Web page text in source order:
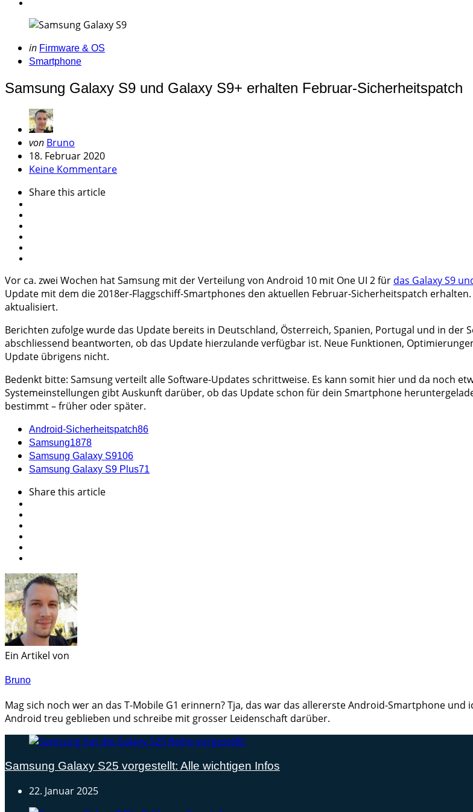
Categories
Posted
in
in Firmware & OS
Smartphone
Samsung Galaxy S9 und Galaxy S9+ erhalten Februar-Sicherheitspatch
Geschrieben
von
von Bruno
18. Februar 2020
Keine Kommentare
Sharethis article
Vor ca. zwei Wochen hat Samsung mit der Verteilung von Android 10 mit One UI 2 für das Galaxy S9
Update mit dem die 2018er-Flaggschiff-Smartphones den aktuellen Februar-Sicherheitspatch
aktualisiert.
Berichten zufolge wurde das Update bereits in Deutschland, Österreich, Spanien, Portugal und in der
abschliessend beantworten, ob das Update hierzulande verfügbar ist. Neue Funktionen,
Update übrigens nicht.
Bedenkt bitte: Samsung verteilt alle Software-Updates schrittweise. Es kann somit hier und da noch
Systemeinstellungen gibt Auskunft darüber, ob das Update schon für dein Smartphone
bestimmt – früher oder später.
Android-Sicherheitspatch86
Samsung1878
Samsung Galaxy S9106
Samsung Galaxy S9 Plus71
Sharethis article
Ein Artikel von
Bruno
Mag sich noch wer an das T-Mobile G1 erinnern? Tja, das war das allererste Android-Smartphone
Android treu geblieben und schreibe mit grosser Leidenschaft darüber.
Samsung Galaxy S25 vorgestellt: Alle wichtigen Infos
22. Januar 2025